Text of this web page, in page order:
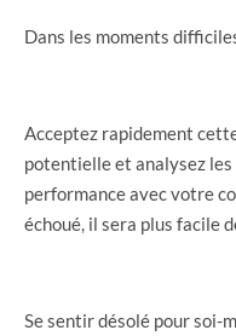
Dans les moments
Acceptez rapidement
potentielle et analysez
performance avec votre
échoué, il sera plus facile
Se sentir désolé pour soi-